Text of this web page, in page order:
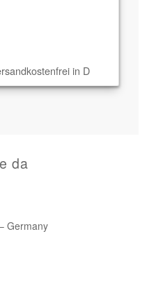
in D
da
Germany